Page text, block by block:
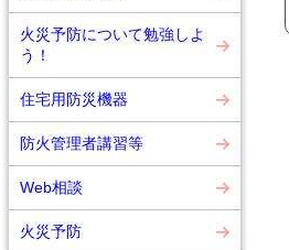
火災予防について勉強しよ
う！
住宅用防災機器
防火管理者講習等
Web相談
火災予防